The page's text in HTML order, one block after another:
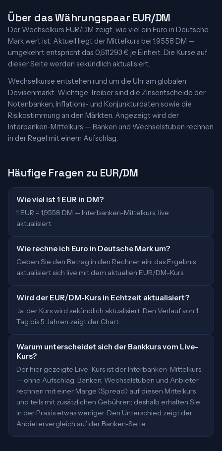
Über das Währungspaar EUR/DM
Der Wechselkurs EUR/DM zeigt, wie viel ein Euro in Deutsche
Mark wert ist. Aktuell liegt der Mittelkurs bei 1,9558 DM —
umgekehrt entspricht das 0,511293 € je Einheit. Die Kurse auf
dieser Seite werden sekündlich aktualisiert.
Wechselkurse entstehen rund um die Uhr am globalen
Devisenmarkt. Wichtige Treiber sind die Zinsentscheide der
Notenbanken, Inflations- und Konjunkturdaten sowie die
Risikostimmung an den Märkten. Angezeigt wird der
Interbanken-Mittelkurs — Banken und Wechselstuben rechnen
in der Regel mit einem Aufschlag.
Häufige Fragen zu EUR/DM
Wie viel ist 1 EUR in DM?
1 EUR = 1,9558 DM — Interbanken-Mittelkurs, live
aktualisiert.
Wie rechne ich Euro in Deutsche Mark um?
Geben Sie den Betrag in den Rechner ein; das Ergebnis
aktualisiert sich live mit dem aktuellen EUR/DM-Kurs.
Wird der EUR/DM-Kurs in Echtzeit aktualisiert?
Ja, der Kurs wird sekündlich aktualisiert. Den Verlauf von 1
Tag bis 5 Jahren zeigt der Chart.
Warum unterscheidet sich der Bankkurs vom Live-
Kurs?
Der hier gezeigte Live-Kurs ist der Interbanken-Mittelkurs
— ohne Aufschlag. Banken, Wechselstuben und Anbieter
rechnen mit einer Marge (Spread) auf diesen Mittelkurs
und teils mit zusätzlichen Gebühren; deshalb erhalten Sie
in der Praxis etwas weniger. Den Unterschied zeigt der
Anbietervergleich auf der Banken-Seite.